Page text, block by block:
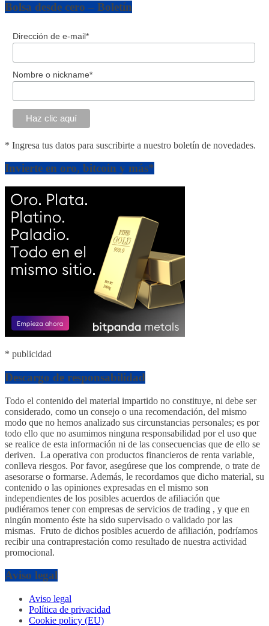
Bolsa desde cero – Boletín
Dirección de e-mail*
Nombre o nickname*
* Ingresa tus datos para suscribirte a nuestro boletín de novedades.
Invierte en oro, bitcoin y más*
* publicidad
Descargo de responsabilidad
Todo el contenido del material impartido no constituye, ni debe ser
considerado, como un consejo o una recomendación, del mismo
modo que no hemos analizado sus circunstancias personales; es por
todo ello que no asumimos ninguna responsabilidad por el uso que
se realice de esta información ni de las consecuencias que de ello se
deriven. La operativa con productos financieros de renta variable,
conlleva riesgos. Por favor, asegúrese que los comprende, o trate de
asesorarse o formarse. Además, le recordamos que dicho material, su
contenido o las opiniones expresadas en el mismo son
independientes de los posibles acuerdos de afiliación que
pudiéramos tener con empresas de servicios de trading , y que en
ningún momento éste ha sido supervisado o validado por las
mismas. Fruto de dichos posibles acuerdo de afiliación, podríamos
recibir una contraprestación como resultado de nuestra actividad
promocional.
Aviso legal
Aviso legal
Política de privacidad
Cookie policy (EU)